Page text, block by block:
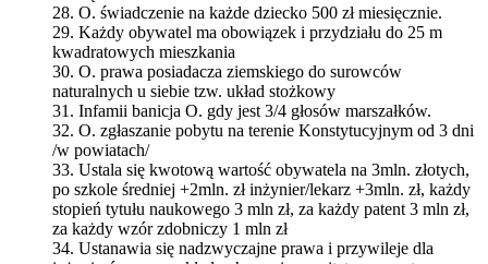
28. O. świadczenie na każde dziecko 500 zł miesięcznie.
29. Każdy obywatel ma obowiązek i przydziału do 25 m
kwadratowych mieszkania
30. O. prawa posiadacza ziemskiego do surowców
naturalnych u siebie tzw. układ stożkowy
31. Infamii banicja O. gdy jest 3/4 głosów marszałków.
32. O. zgłaszanie pobytu na terenie Konstytucyjnym od 3 dni
/w powiatach/
33. Ustala się kwotową wartość obywatela na 3mln. złotych,
po szkole średniej +2mln. zł inżynier/lekarz +3mln. zł, każdy
stopień tytułu naukowego 3 mln zł, za każdy patent 3 mln zł,
za każdy wzór zdobniczy 1 mln zł
34. Ustanawia się nadzwyczajne prawa i przywileje dla